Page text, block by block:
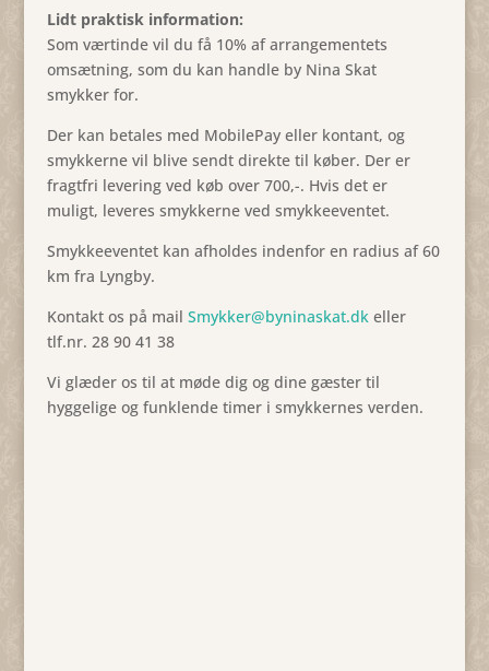
Lidt praktisk information:
Som værtinde vil du få 10% af arrangementets
omsætning, som du kan handle by Nina Skat
smykker for.
Der kan betales med MobilePay eller kontant, og
smykkerne vil blive sendt direkte til køber. Der er
fragtfri levering ved køb over 700,-. Hvis det er
muligt, leveres smykkerne ved smykkeeventet.
Smykkeeventet kan afholdes indenfor en radius af 60
km fra Lyngby.
Kontakt os på mail Smykker@byninaskat.dkeller
tlf.nr. 28 90 41 38
Vi glæder os til at møde dig og dine gæster til
hyggelige og funklende timer i smykkernes verden.